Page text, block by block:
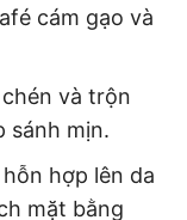
cám gạo và
và trộn
sánh mịn.
hợp lên da
mặt bằng